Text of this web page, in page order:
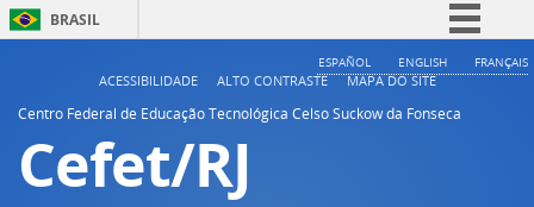
BRASIL
Simplifique!
ESPAÑOL ENGLISH FRANÇAIS
ACESSIBILIDADE ALTO CONTRASTE
MAPA DO SITE
Centro Federal de Educação Tecnológica Celso Suckow da Fonseca
Cefet/RJ